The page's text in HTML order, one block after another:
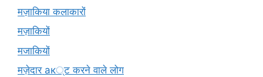
मज़ाकिया कलाकारों
मज़ाकियों
मजाकियों
मज़ेदार ак्ट करने वाले लोग